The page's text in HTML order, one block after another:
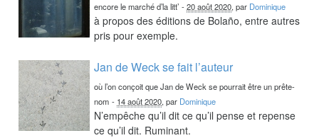
encore le marché d’la litt’ -20 août 2020, par Dominique
à propos des éditions de Bolaño, entre autres
pris pour exemple.
Jan de Weck se fait l’auteur
où l’on conçoit que Jan de Weck se pourrait être un prête-
nom - 14 août 2020, par Dominique
N’empêche qu’il dit ce qu’il pense et repense
ce qu’il dit. Ruminant.